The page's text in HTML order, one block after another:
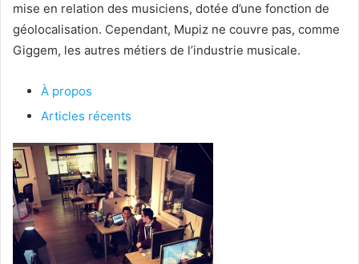
mise en relation des musiciens, dotée d’une fonction de
géolocalisation. Cependant, Mupiz ne couvre pas, comme
Giggem, les autres métiers de l’industrie musicale.
À propos
Articles récents